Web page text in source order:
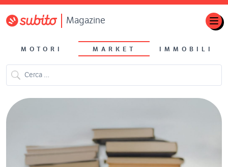
Magazine
MOTORI MARKET IMMOBILI